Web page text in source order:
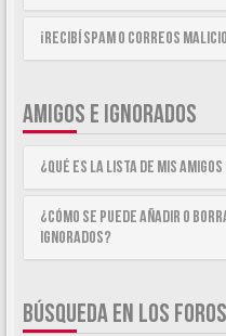
¡Recibí spam o correos
AMIGOS E IGNORADOS
¿Qué es la lista de Mis
¿Cómo se puede añadir o
Ignorados?
BÚSQUEDA EN LOS FOROS